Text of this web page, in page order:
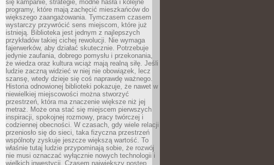
się kampanie, strategie, modne hasła i kolejne
programy, które mają zachęcić mieszkańców do
większego zaangażowania. Tymczasem czasem
wystarczy przywrócić sens miejscom, które już
istnieją. Biblioteka jest jednym z najlepszych
przykładów takiej cichej rewolucji. Nie wymaga
fajerwerków, aby działać skutecznie. Potrzebuje
jedynie zaufania, dobrego pomysłu i przekonania,
że wiedza oraz kultura wciąż mają realną siłę. Jeśli
ludzie zaczną widzieć w niej nie obowiązek, lecz
szansę, wtedy dzieje się coś naprawdę ważnego.
Historia odnowionej biblioteki pokazuje, że nawet w
niewielkiej miejscowości można stworzyć
przestrzeń, która ma znaczenie większe niż jej
metraż. Może ona stać się miejscem pierwszych
inspiracji, spokojnej rozmowy, pracy twórczej i
codziennej obecności. W czasach, gdy wiele relacji
przeniosło się do sieci, taka fizyczna przestrzeń
wspólnoty zyskuje jeszcze większą wartość. To
właśnie tutaj ludzie przypominają sobie, że rozwój
nie musi oznaczać wyłącznie nowych technologii i
wielkich inwestycji. Czasem największy postęp